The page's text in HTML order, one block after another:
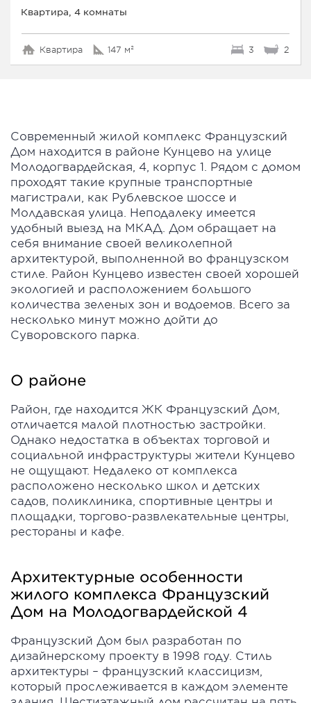
Квартира, 4 комнаты
Квартира 147 м² 3 2
Современный жилой комплекс Французский
Дом находится в районе Кунцево на улице
Молодогвардейская, 4, корпус 1. Рядом с домом
проходят такие крупные транспортные
магистрали, как Рублевское шоссе и
Молдавская улица. Неподалеку имеется
удобный выезд на МКАД. Дом обращает на
себя внимание своей великолепной
архитектурой, выполненной во французском
стиле. Район Кунцево известен своей хорошей
экологией и расположением большого
количества зеленых зон и водоемов. Всего за
несколько минут можно дойти до
Суворовского парка.
О районе
Район, где находится ЖК Французский Дом,
отличается малой плотностью застройки.
Однако недостатка в объектах торговой и
социальной инфраструктуры жители Кунцево
не ощущают. Недалеко от комплекса
расположено несколько школ и детских
садов, поликлиника, спортивные центры и
площадки, торгово-развлекательные центры,
рестораны и кафе.
Архитектурные особенности
жилого комплекса Французский
Дом на Молодогвардейской 4
Французский Дом был разработан по
дизайнерскому проекту в 1998 году. Стиль
архитектуры – французский классицизм,
который прослеживается в каждом элементе